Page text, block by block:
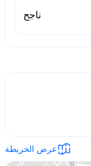
ناجح
عرض الخريطة